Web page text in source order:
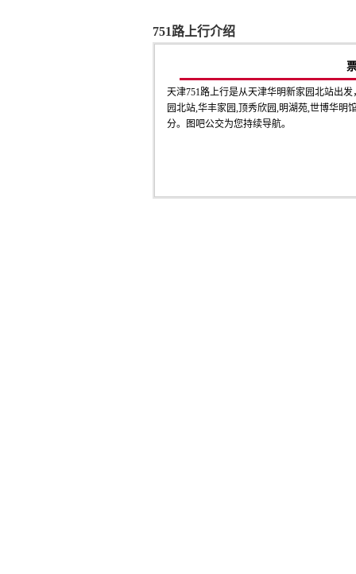
751路上行介绍
天津751路上行是从天津华明新家园北站出
园北站,华丰家园,顶秀欣园,明湖苑,世博华明
分。图吧公交为您持续导航。